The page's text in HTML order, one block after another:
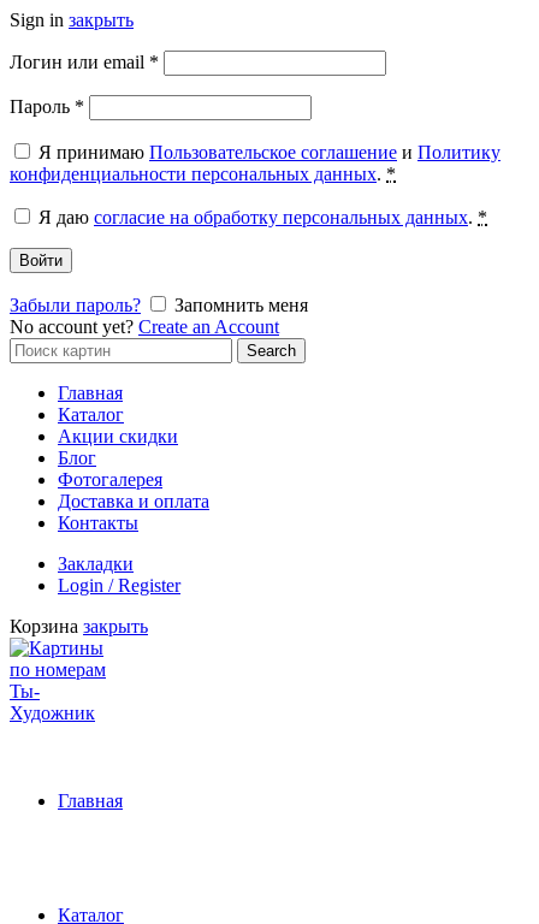
Sign in закрыть
Логин или email *
Пароль *
Я принимаю Пользовательское соглашение и Политику
конфиденциальности персональных данных. *
Я даю согласие на обработку персональных данных. *
Войти
Забыли пароль?
Запомнить меня
No account yet? Create an Account
Search
for:
Search
Главная
Каталог
Акции скидки
Блог
Фотогалерея
Доставка и оплата
Контакты
Закладки
Login / Register
Корзина закрыть
Главная
Каталог